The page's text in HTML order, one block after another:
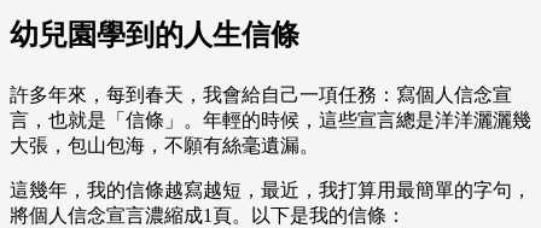
幼兒園學到的人生信條
許多年來，每到春天，我會給自己一項任務：寫個人信念宣
言，也就是「信條」。年輕的時候，這些宣言總是洋洋灑灑幾
大張，包山包海，不願有絲毫遺漏。
這幾年，我的信條越寫越短，最近，我打算用最簡單的字句，
將個人信念宣言濃縮成1頁。以下是我的信條：